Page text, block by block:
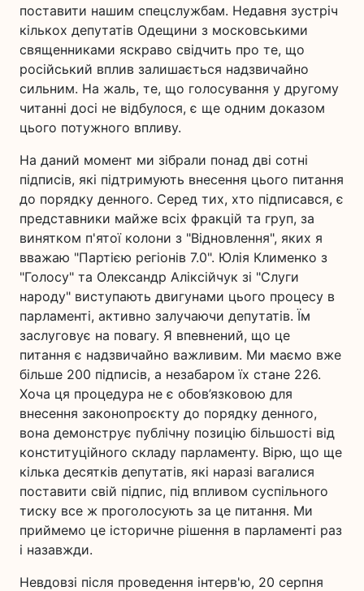
поставити нашим спецслужбам. Недавня зустріч
кількох депутатів Одещини з московськими
священниками яскраво свідчить про те, що
російський вплив залишається надзвичайно
сильним. На жаль, те, що голосування у другому
читанні досі не відбулося, є ще одним доказом
цього потужного впливу.
На даний момент ми зібрали понад дві сотні
підписів, які підтримують внесення цього питання
до порядку денного. Серед тих, хто підписався, є
представники майже всіх фракцій та груп, за
винятком п'ятої колони з "Відновлення", яких я
вважаю "Партією регіонів 7.0". Юлія Клименко з
"Голосу" та Олександр Аліксійчук зі "Слуги
народу" виступають двигунами цього процесу в
парламенті, активно залучаючи депутатів. Їм
заслуговує на повагу. Я впевнений, що це
питання є надзвичайно важливим. Ми маємо вже
більше 200 підписів, а незабаром їх стане 226.
Хоча ця процедура не є обов’язковою для
внесення законопроєкту до порядку денного,
вона демонструє публічну позицію більшості від
конституційного складу парламенту. Вірю, що ще
кілька десятків депутатів, які наразі вагалися
поставити свій підпис, під впливом суспільного
тиску все ж проголосують за це питання. Ми
приймемо це історичне рішення в парламенті раз
і назавжди.
Невдовзі після проведення інтерв'ю, 20 серпня